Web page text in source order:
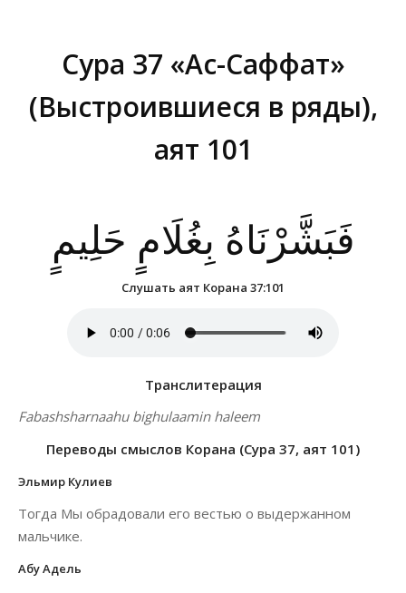
Сура 37 «Ас-Саффат»
(Выстроившиеся в ряды),
аят 101
فَبَشَّرْنَاهُ بِغُلَامٍ حَلِيمٍ
Слушать аят Корана 37:101
Транслитерация
Fabashsharnaahu bighulaamin haleem
Переводы смыслов Корана (Сура 37, аят 101)
Эльмир Кулиев
Тогда Мы обрадовали его вестью о выдержанном
мальчике.
Абу Адель